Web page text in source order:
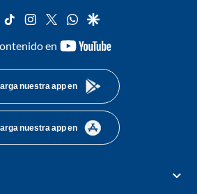
facebook
tiktok instagram
twitterwhatsapp
google
en
youtube-
nuestra app en
nuestra app en